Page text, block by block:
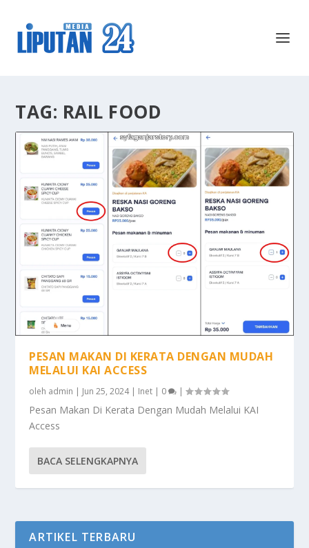
TAG: RAIL FOOD
PESAN MAKAN DI KERATA DENGAN MUDAH
MELALUI KAI ACCESS
oleh admin | Jun 25, 2024| Inet | 0 |
Pesan Makan Di Kerata Dengan Mudah Melalui KAI
Access
BACA SELENGKAPNYA
ARTIKEL TERBARU